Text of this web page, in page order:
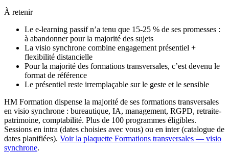
À retenir
Le e-learning passif n’a tenu que 15-25 % de ses promesses :
à abandonner pour la majorité des sujets
La visio synchrone combine engagement présentiel +
flexibilité distancielle
Pour la majorité des formations transversales, c’est devenu le
format de référence
Le présentiel reste irremplaçable sur le geste et le sensible
HM Formation dispense la majorité de ses formations transversales
en visio synchrone : bureautique, IA, management, RGPD, retraite-
patrimoine, comptabilité. Plus de 100 programmes éligibles.
Sessions en intra (dates choisies avec vous) ou en inter (catalogue de
dates planifiées). Voir la plaquette Formations transversales — visio
synchrone.